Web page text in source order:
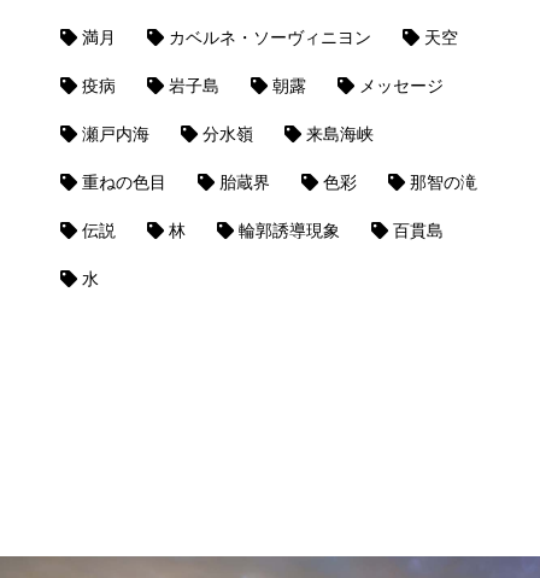
満月 カベルネ・ソーヴィニヨン 天空
疫病 岩子島 朝露 メッセージ
瀬戸内海 分水嶺 来島海峡
重ねの色目 胎蔵界 色彩 那智の滝
伝説 林 輪郭誘導現象 百貫島
水